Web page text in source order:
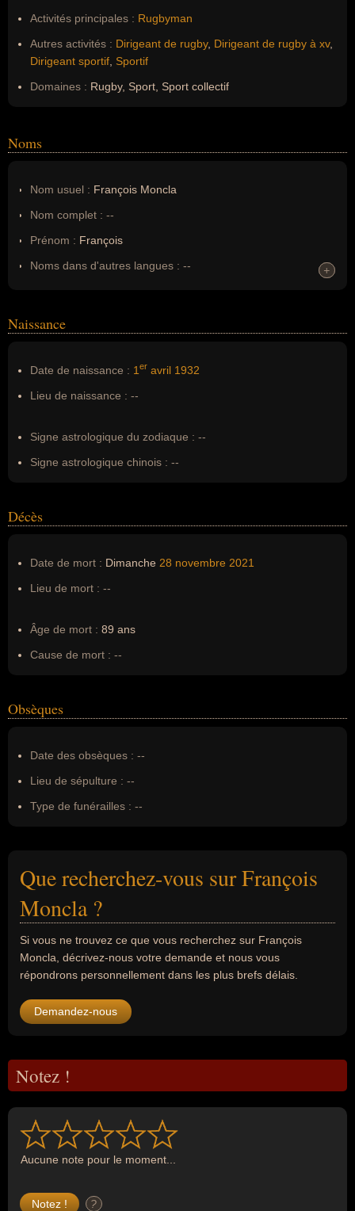
Activités principales : Rugbyman
Autres activités : Dirigeant de rugby, Dirigeant de rugby à xv,
Dirigeant sportif Sportif
Domaines : Rugby, Sport, Sport collectif
Noms
Nom usuel : François Moncla
Nom complet : --
Prénom : François
Noms dans d'autres langues : --
Nom de famille :Moncla
+
+
Naissance
Date de naissance : 1 er avril 1932
Lieu de naissance : --
Signe astrologique du zodiaque : --
Signe astrologique chinois : --
Décès
Date de mort : Dimanche 28 novembre 2021
Lieu de mort : --
Âge de mort : 89 ans
Cause de mort : --
Obsèques
Date des obsèques : --
Lieu de sépulture : --
Type de funérailles : --
Que recherchez-vous sur François
Moncla ?
Si vous ne trouvez ce que vous recherchez sur François
Moncla, décrivez-nous votre demande et nous vous
répondrons personnellement dans les plus brefs délais.
Demandez-nous
Notez !
Aucune note pour le moment...
?